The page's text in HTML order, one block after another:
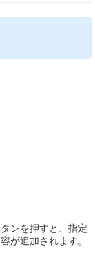
ンを押すと、指定
が追加されます。